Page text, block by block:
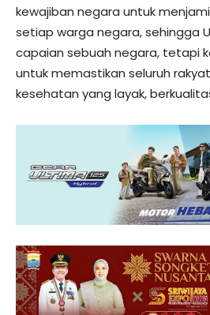
kewajiban negara untuk
setiap warga negara, sehingga
capaian sebuah negara, tetapi
untuk memastikan seluruh
kesehatan yang layak,